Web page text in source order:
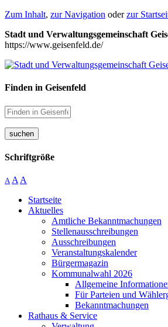
Zum Inhalt, zur Navigation oderzur
Stadt und Verwaltungsgemeinschaft
https://www.geisenfeld.de/
Finden in Geisenfeld
suchen
Schriftgröße
A A A
Startseite
Aktuelles
Amtliche Bekanntmachungen
Stellenausschreibungen
Ausschreibungen
Veranstaltungskalender
Bürgermagazin
Kommunalwahl 2026
Allgemeine
Für Parteien und
Bekanntmachungen
Rathaus & Service